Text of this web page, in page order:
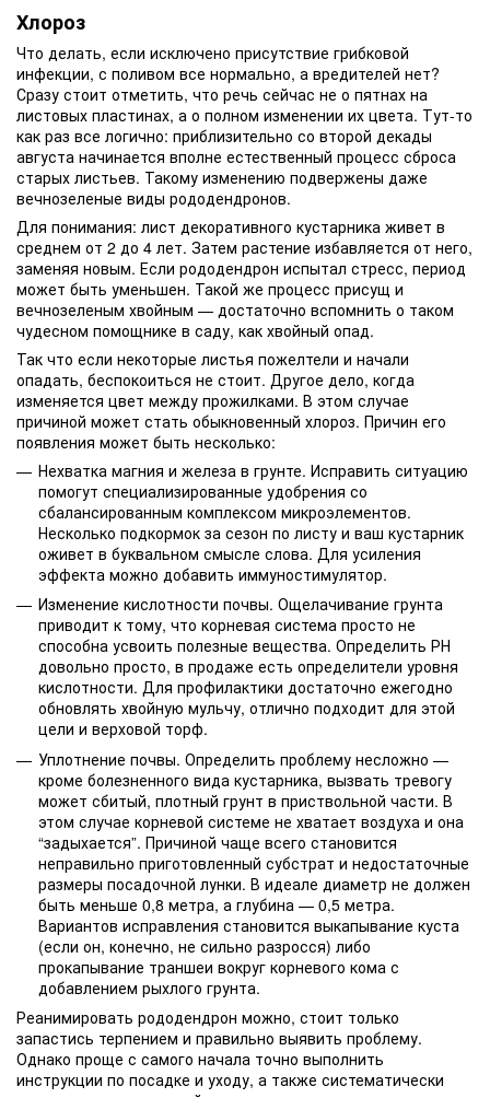
Хлороз
Что делать, если исключено присутствие грибковой
инфекции, с поливом все нормально, а вредителей нет?
Сразу стоит отметить, что речь сейчас не о пятнах на
листовых пластинах, а о полном изменении их цвета. Тут-то
как раз все логично: приблизительно со второй декады
августа начинается вполне естественный процесс сброса
старых листьев. Такому изменению подвержены даже
вечнозеленые виды рододендронов.
Для понимания: лист декоративного кустарника живет в
среднем от 2 до 4 лет. Затем растение избавляется от него,
заменяя новым. Если рододендрон испытал стресс, период
может быть уменьшен. Такой же процесс присущ и
вечнозеленым хвойным — достаточно вспомнить о таком
чудесном помощнике в саду, как хвойный опад.
Так что если некоторые листья пожелтели и начали
опадать, беспокоиться не стоит. Другое дело, когда
изменяется цвет между прожилками. В этом случае
причиной может стать обыкновенный хлороз. Причин его
появления может быть несколько:
Нехватка магния и железа в грунте. Исправить ситуацию
помогут специализированные удобрения со
сбалансированным комплексом микроэлементов.
Несколько подкормок за сезон по листу и ваш кустарник
оживет в буквальном смысле слова. Для усиления
эффекта можно добавить иммуностимулятор.
Изменение кислотности почвы. Ощелачивание грунта
приводит к тому, что корневая система просто не
способна усвоить полезные вещества. Определить РН
довольно просто, в продаже есть определители уровня
кислотности. Для профилактики достаточно ежегодно
обновлять хвойную мульчу, отлично подходит для этой
цели и верховой торф.
Уплотнение почвы. Определить проблему несложно —
кроме болезненного вида кустарника, вызвать тревогу
может сбитый, плотный грунт в приствольной части. В
этом случае корневой системе не хватает воздуха и она
“задыхается”. Причиной чаще всего становится
неправильно приготовленный субстрат и недостаточные
размеры посадочной лунки. В идеале диаметр не должен
быть меньше 0,8 метра, а глубина — 0,5 метра.
Вариантов исправления становится выкапывание куста
(если он, конечно, не сильно разросся) либо
прокапывание траншеи вокруг корневого кома с
добавлением рыхлого грунта.
Реанимировать рододендрон можно, стоит только
запастись терпением и правильно выявить проблему.
Однако проще с самого начала точно выполнить
инструкции по посадке и уходу, а также систематически